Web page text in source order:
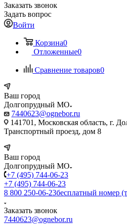
Заказать звонок
Задать вопрос
Войти
Корзина0
Отложенные0
Сравнение товаров0
Ваш город
Долгопрудный МО
7440623@ognebor.ru
141701, Московская область, г.
Транспортный проезд, дом 8
Ваш город
Долгопрудный МО
+7 (495) 744-06-23
+7 (495) 744-06-23
8 800 250-06-23бесплатный номер
Заказать звонок
7440623@ognebor.ru